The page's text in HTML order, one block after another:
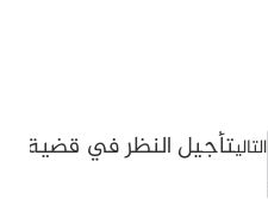
التاليتأجيل النظر في قضية “المسامرة الرمضانية”